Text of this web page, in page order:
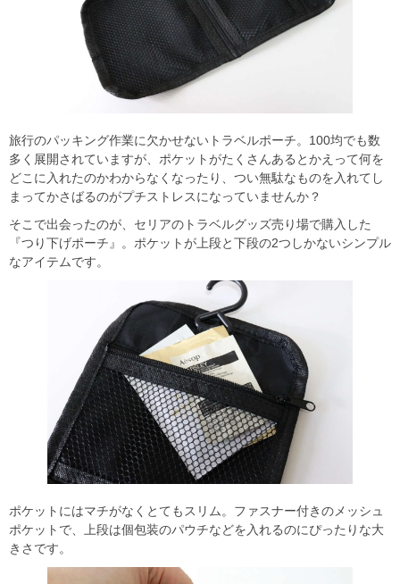
旅行のパッキング作業に欠かせないトラベルポーチ。100均でも数
多く展開されていますが、ポケットがたくさんあるとかえって何を
どこに入れたのかわからなくなったり、つい無駄なものを入れてし
まってかさばるのがプチストレスになっていませんか？
そこで出会ったのが、セリアのトラベルグッズ売り場で購入した
『つり下げポーチ』。ポケットが上段と下段の2つしかないシンプル
なアイテムです。
ポケットにはマチがなくとてもスリム。ファスナー付きのメッシュ
ポケットで、上段は個包装のパウチなどを入れるのにぴったりな大
きさです。